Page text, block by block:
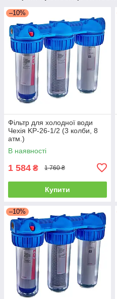
–10%
Фільтр для холодної води
Чехія KP-26-1/2 (3 колби, 8
атм.)
В наявності
1 584 ₴ 1 760 ₴
Купити
–10%